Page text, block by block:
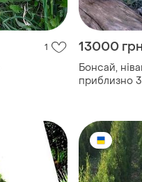
1 13000 грн
Бонсай,
приблизно